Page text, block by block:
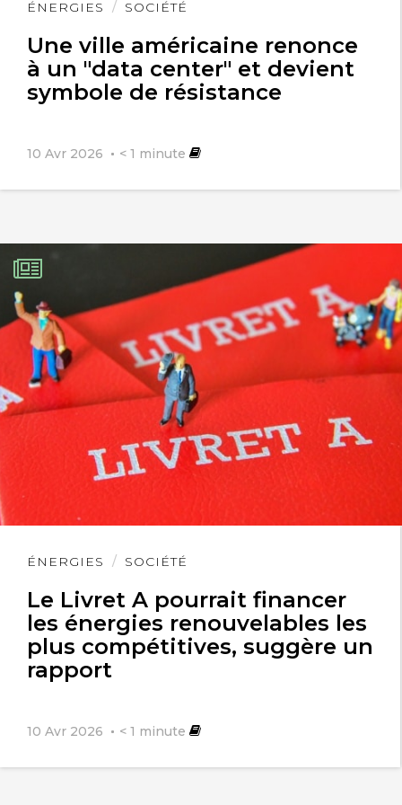
ÉNERGIES SOCIÉTÉ
Une ville américaine renonce
à un "data center" et devient
symbole de résistance
10 Avr 2026 < 1 minute
Lire
ÉNERGIES SOCIÉTÉ
Le Livret A pourrait financer
les énergies renouvelables les
plus compétitives, suggère un
rapport
10 Avr 2026 < 1 minute
Lire